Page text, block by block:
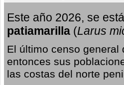
Este año 2026, se
patiamarilla (Larus
El último censo
entonces sus
las costas del norte